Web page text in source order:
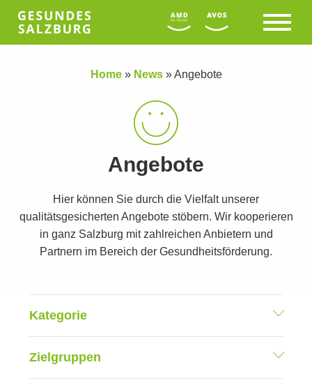
Home» News»Angebote
Angebote
Hier können Sie durch die Vielfalt unserer
qualitätsgesicherten Angebote stöbern. Wir kooperieren
in ganz Salzburg mit zahlreichen Anbietern und
Partnern im Bereich der Gesundheitsförderung.
Kategorie
Zielgruppen